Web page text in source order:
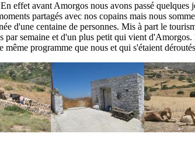
effet avant Amorgos nous avons passé quelques
partagés avec nos copains mais nous
d'une centaine de personnes. Mis à part le
semaine et d'un plus petit qui vient
programme que nous et qui s'étaient